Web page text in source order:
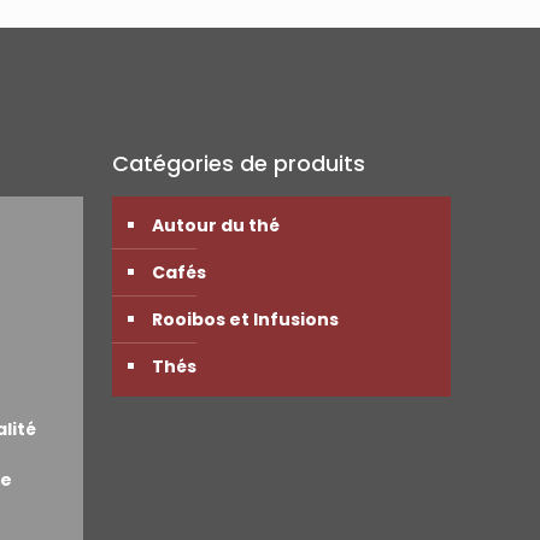
Catégories de produits
Autour du thé
Cafés
Rooibos et Infusions
Thés